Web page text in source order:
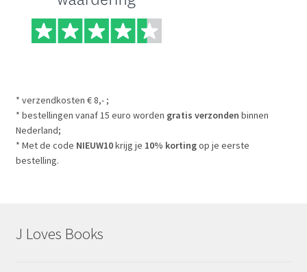
* verzendkosten € 8,- ;
* bestellingen vanaf 15 euro worden gratis verzonden binnen
Nederland;
* Met de code NIEUW10krijg je 10% kortingop je eerste
bestelling.
J Loves Books